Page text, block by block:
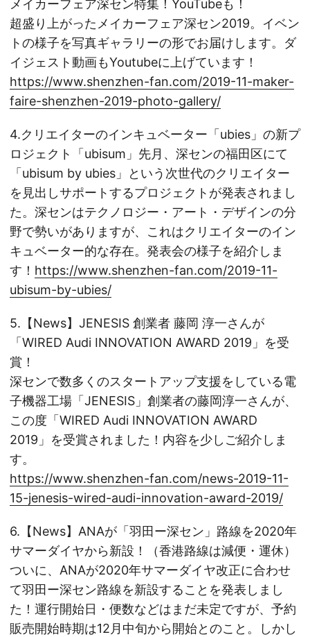
メイカーフェア深セン特集！YouTubeも！
超盛り上がったメイカーフェア深セン2019。イベン
トの様子を写真ギャラリーの形でお届けします。ダ
イジェスト動画もYoutubeに上げています！
https://www.shenzhen-fan.com/2019-11-maker-
faire-shenzhen-2019-photo-gallery/
4.クリエイターのインキュベーター「ubies」の新プ
ロジェクト「ubisum」先月、深センの福田区にて
「ubisum by ubies」という次世代のクリエイター
を見出しサポートするプロジェクトが発表されまし
た。深センはテクノロジー・アート・デザインの分
野で勢いがありますが、これはクリエイターのイン
キュベーター的な存在。発表会の様子を紹介しま
す！ https://www.shenzhen-fan.com/2019-11-
ubisum-by-ubies/
5.【News】JENESIS 創業者 藤岡 淳一さんが
「WIRED Audi INNOVATION AWARD 2019」を受
賞！
深センで数多くのスタートアップ支援をしている電
子機器工場「JENESIS」創業者の藤岡淳一さんが、
この度「WIRED Audi INNOVATION AWARD
2019」を受賞されました！内容を少しご紹介しま
す。
https://www.shenzhen-fan.com/news-2019-11-
15-jenesis-wired-audi-innovation-award-2019/
6.【News】ANAが「羽田ー深セン」路線を2020年
サマーダイヤから新設！（香港路線は減便・運休）
ついに、ANAが2020年サマーダイヤ改正に合わせ
て羽田ー深セン路線を新設することを発表しまし
た！運行開始日・便数などはまだ未定ですが、予約
販売開始時期は12月中旬から開始とのこと。しかし